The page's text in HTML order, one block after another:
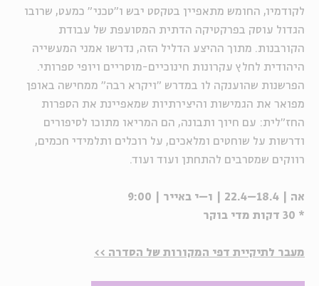
לקודמיו, החומש מתאפיין בטקסט יבש ו"טכני" כמעט, שרובו
הגדול עוסק בפרקטיקה הדתית המסועפת של עבודת
הקורבנות. מתוך ההיצע הדליל הזה, נדרשו אמני המעשייה
היהודית לחלץ עקרונות חינוכיים-מוסריים ויופי ספרותי.
הפרשנות שהוענקה לו במדרש "ויקרא רבה" ממחישה באופן
מפואר את הגמישות והיצירתיות שמאפיינת את הספרות
החז"לית: עם חיוך ותבונה, הם המריאו מתוכו לסיפורים
ודרשות על שוחטים ומלאכים, על רוכלים ותלמידי חכמים,
רווקים שמסרבים להתחתן ועוד ועוד.
א­ה | 18.4–22.4 | ו–י באייר | 9:00
* 30 דקות מדי בוקר
מעבר לתיקיית דפי המקורות של הסדרה >>